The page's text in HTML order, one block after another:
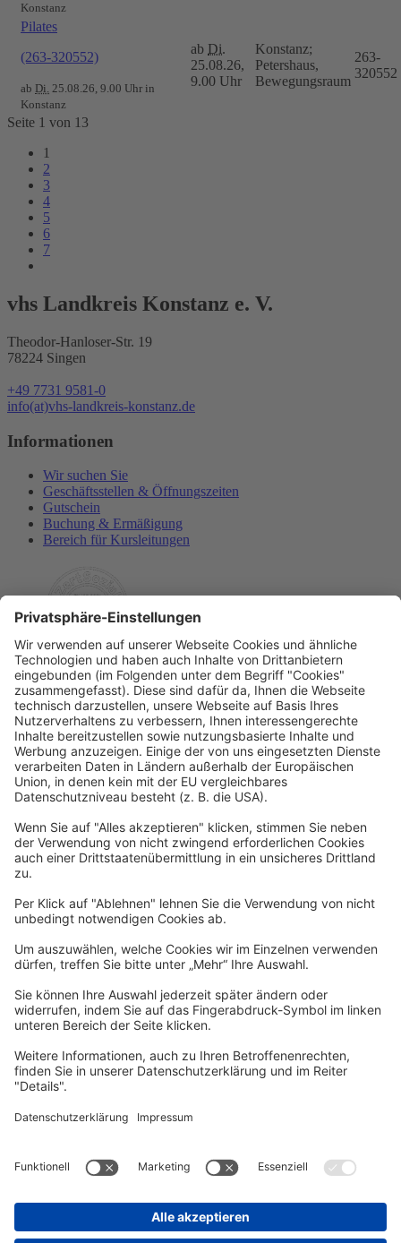
Konstanz
Pilates
(263-320552)
ab Di. 25.08.26, 9.00 Uhr in
Konstanz
ab Di.
25.08.26,
9.00 Uhr
Konstanz;
Petershaus,
Bewegungsraum
263-
320552
Seite 1 von 13
1
2
3
4
5
6
7
vhs Landkreis Konstanz e. V.
Theodor-Hanloser-Str. 19
78224 Singen
+49 7731 9581-0
info(at)vhs-landkreis-konstanz.de
Informationen
Wir suchen Sie
Geschäftsstellen & Öffnungszeiten
Gutschein
Buchung & Ermäßigung
Bereich für Kursleitungen
Rechtliches
Allgemeine Geschäftsbedingungen
Widerrufsbelehrung
Datenschutzerklärung
Barrierefreiheitserklärung
Impressum
Newsletter
Per E-Mail informieren wir Sie über interessante Angebote.
Zum Newsletter anmelden
vhs Post
Zur vhs Post anmelden
Kontrast
Kurs-Merkliste
Bitte melden Sie sich über den folgenden Button an:
Sie haben noch kein Konto?